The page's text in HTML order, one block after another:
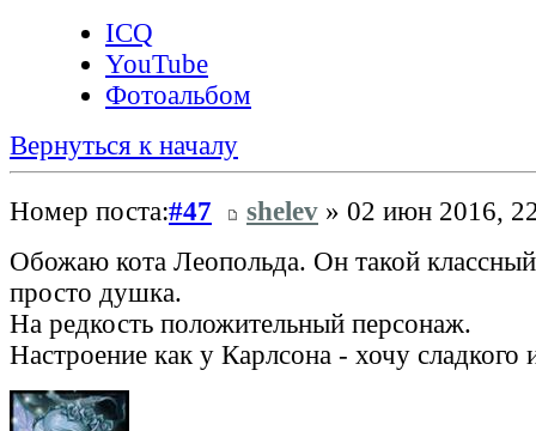
ICQ
YouTube
Фотоальбом
Вернуться к началу
Номер поста:#47 shelev » 02 июн 2016,
Обожаю кота Леопольда. Он такой
просто душка.
На редкость положительный персонаж.
Настроение как у Карлсона - хочу